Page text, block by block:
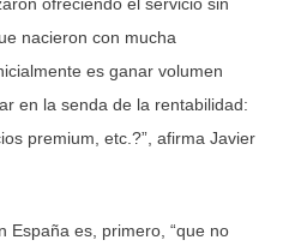
nacieron con mucha
es ganar volumen
en la senda de la rentabilidad:
premium, etc.?”, afirma Javier
España es, primero, “que no